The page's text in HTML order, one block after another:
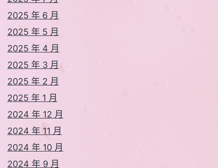
2025 年 6 月
2025 年 5 月
2025 年 4 月
2025 年 3 月
2025 年 2 月
2025 年 1 月
2024 年 12 月
2024 年 11 月
2024 年 10 月
2024 年 9 月